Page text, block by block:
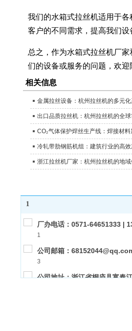
我们的水箱式拉丝机适用于
客户的不同需求，提高我们设
总之，作为水箱式拉丝机厂
们的设备或服务的问题，欢迎
相关信息
金属拉丝设备：杭州拉丝机的多元
出口品质拉丝机：杭州拉丝机的全
CO₂气体保护焊丝生产线：焊接材
冷轧带肋钢筋机组：建筑行业的高
浙江拉丝机厂家：杭州拉丝机的地
1
厂办电话：0571-64651333 |
1
公司邮箱：
3
公司地址：浙江省桐庐县富春